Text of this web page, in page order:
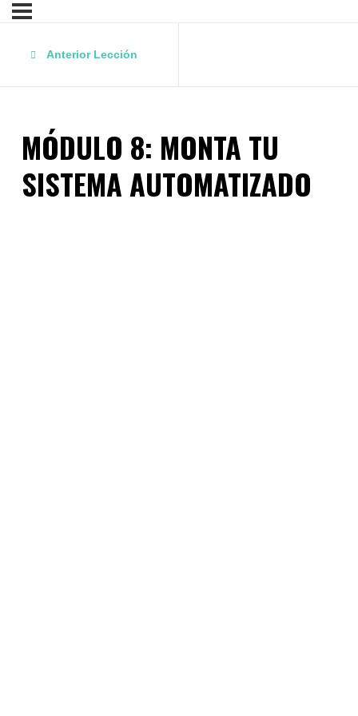
Anterior Lección
MÓDULO 8: MONTA TU
SISTEMA AUTOMATIZADO